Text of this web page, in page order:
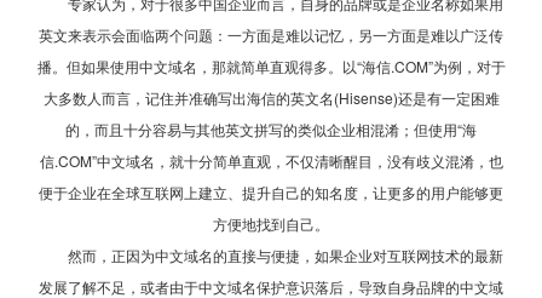
英文来表示会面临两个问题：一方面是难以记忆，另一方面是难以广泛传
播。但如果使用中文域名，那就简单直观得多。以“海信.COM”为例，对于
大多数人而言，记住并准确写出海信的英文名(Hisense)还是有一定困难
的，而且十分容易与其他英文拼写的类似企业相混淆；但使用“海
信.COM”中文域名，就十分简单直观，不仅清晰醒目，没有歧义混淆，也
便于企业在全球互联网上建立、提升自己的知名度，让更多的用户能够更
方便地找到自己。
然而，正因为中文域名的直接与便捷，如果企业对互联网技术的最新
发展了解不足，或者由于中文域名保护意识落后，导致自身品牌的中文域